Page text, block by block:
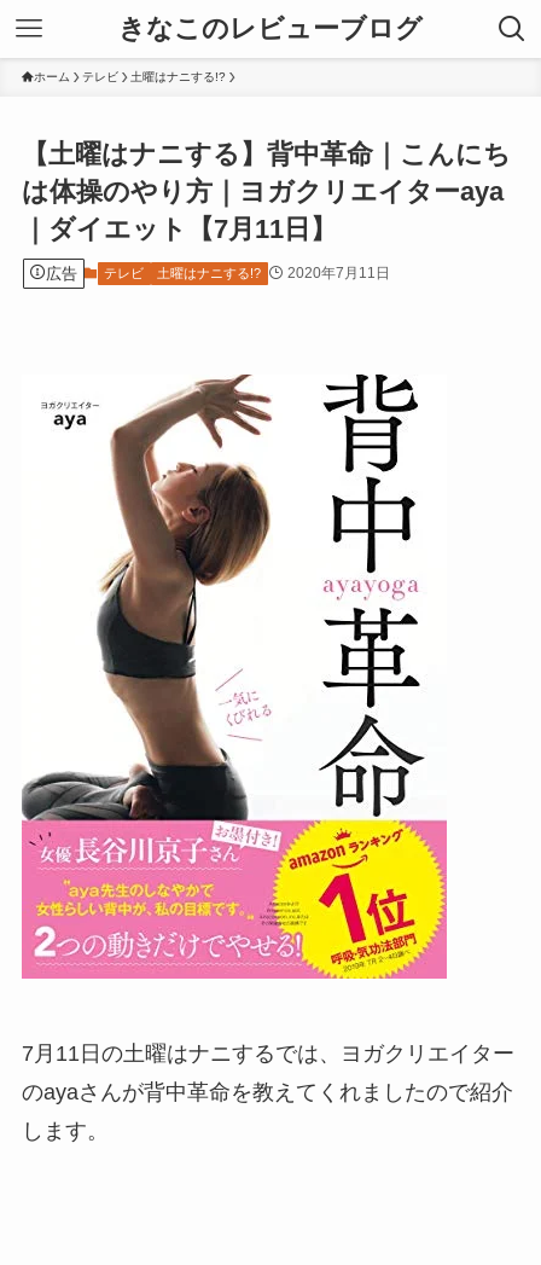
きなこのレビューブログ
ホーム テレビ 土曜はナニする!?
【土曜はナニする】背中革命｜こんにち
は体操のやり方｜ヨガクリエイターaya
｜ダイエット【7月11日】
広告 テレビ 土曜はナニする!? 2020年7月11日
7月11日の土曜はナニするでは、ヨガクリエイター
のayaさんが背中革命を教えてくれましたので紹介
します。